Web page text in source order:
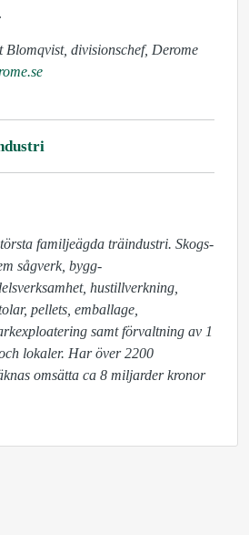
Blomqvist, divisionschef, Derome
familjeägda träindustri. Skogs-
sågverk, bygg-
pellets, emballage,
samt förvaltning av 1
lokaler. Har över 2200
omsätta ca 8 miljarder kronor